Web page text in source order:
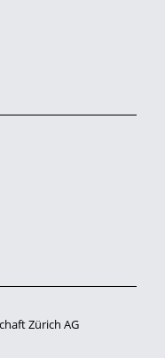
Zürich AG